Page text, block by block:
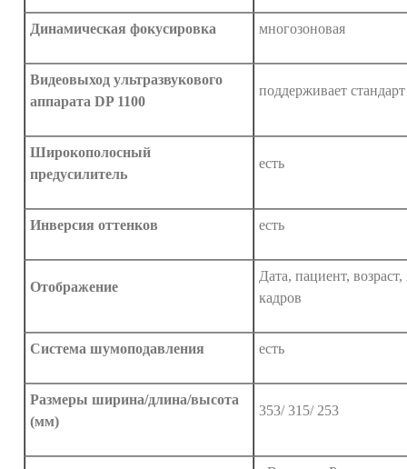
Динамическая фокусировка многозоновая
Видеовыход ультразвукового
аппарата DP 1100
поддерживает
Широкополосный
предусилитель
есть
Инверсия оттенков есть
Отображение
Дата, пациент,
кадров
Система шумоподавления есть
Размеры ширина/длина/высота
(мм)
353/ 315/ 253